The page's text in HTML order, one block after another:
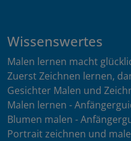
Wissenswertes
Malen lernen macht
Zuerst Zeichnen lernen,
Gesichter Malen und
Malen lernen -
Blumen malen -
Portrait zeichnen und